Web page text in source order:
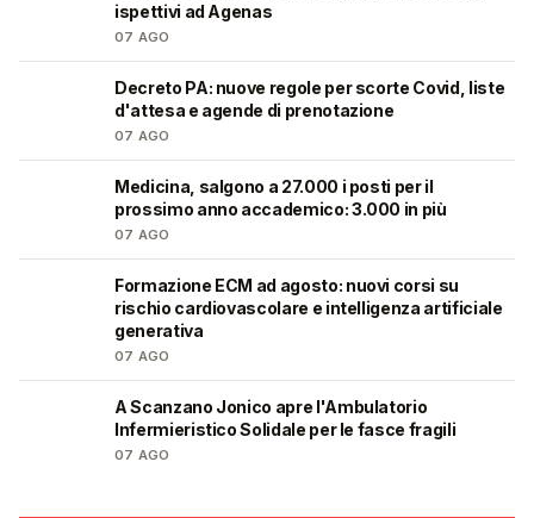
ispettivi ad Agenas
07 AGO
Decreto PA: nuove regole per scorte Covid, liste
d'attesa e agende di prenotazione
07 AGO
Medicina, salgono a 27.000 i posti per il
prossimo anno accademico: 3.000 in più
07 AGO
Formazione ECM ad agosto: nuovi corsi su
rischio cardiovascolare e intelligenza artificiale
generativa
07 AGO
A Scanzano Jonico apre l'Ambulatorio
Infermieristico Solidale per le fasce fragili
07 AGO